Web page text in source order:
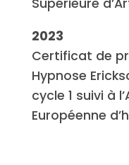
Supérieure
2023
Certificat de
Hypnose
cycle 1 suivi à
Européenne